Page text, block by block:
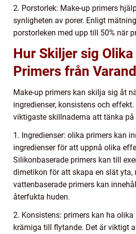
2. Porstorlek: Make-up primers
synligheten av porer. Enligt
porstorleken med upp till 50% när
Hur Skiljer sig
Primers från
Make-up primers kan skilja sig åt
ingredienser, konsistens och
viktigaste skillnaderna att tänka på
1. Ingredienser: olika primers kan
ingredienser för att uppnå olika
Silikonbaserade primers kan till
dimetikon för att skapa en slät yta,
vattenbaserade primers kan
återfukta huden.
2. Konsistens: primers kan ha
krämiga till flytande. Det är viktigt